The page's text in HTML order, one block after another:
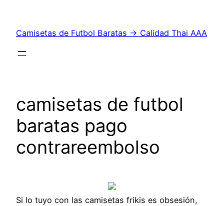
contenido
Camisetas de Futbol Baratas → Calidad Thai AAA
camisetas de futbol
baratas pago
contrareembolso
Si lo tuyo con las camisetas frikis es obsesión,